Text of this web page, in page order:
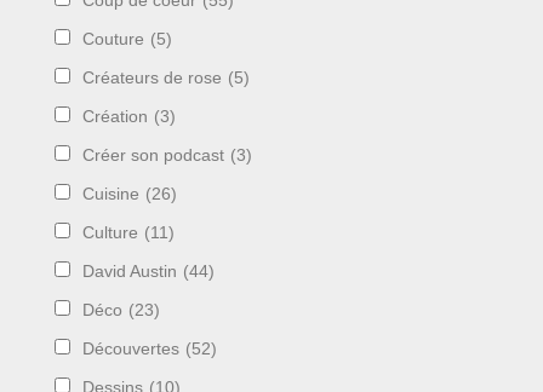
Couture (5)
Créateurs de rose (5)
Création (3)
Créer son podcast (3)
Cuisine (26)
Culture (11)
David Austin (44)
Déco (23)
Découvertes (52)
Dessins (10)